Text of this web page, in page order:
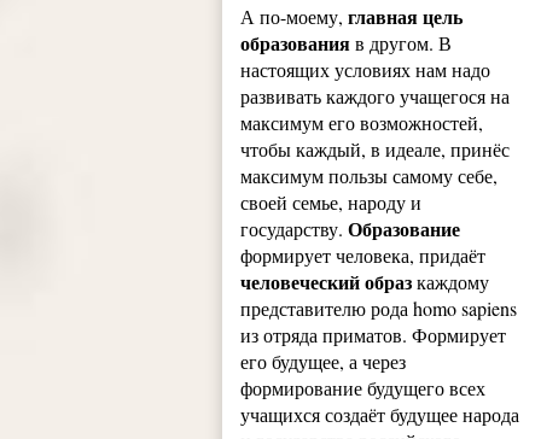
А по-моему,главная цель
образованияв другом. В
настоящих условиях нам надо
развивать каждого учащегося на
максимум его возможностей,
чтобы каждый, в идеале, принёс
максимум пользы самому себе,
своей семье, народу и
государству.Образование
формирует человека, придаёт
человеческий образкаждому
представителю рода homo sapiens
из отряда приматов. Формирует
его будущее, а через
формирование будущего всех
учащихся создаёт будущее народа